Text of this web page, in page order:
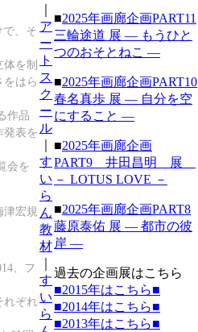
で、そ
を制
をはら
作品
発表を
会を
津宏規
、フ
れぞれ
■2025年画廊企画PART11
三輪途道 展 ― もうひと
つのおそとねこ ―
■2025年画廊企画PART10
春名真歩 展 ― 自分を空
にすること ―
■2025年画廊企画
PART9 井田昌明 展
－ LOTUS LOVE －
■2025年画廊企画PART8
藤原泰佑 展 ― 都市の彼
岸 ―
過去の企画展はこちら
■2015年はこちら■
■2014年はこちら■
■2013年はこちら■
ア
ー
ト
ス
ク
ー
ル
す
い
ら
ん
教
材
す
い
ら